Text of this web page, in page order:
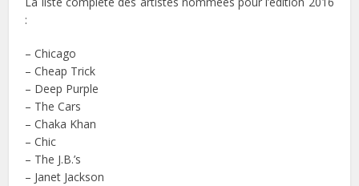
:
– Chicago
– Cheap Trick
– Deep Purple
– The Cars
– Chaka Khan
– Chic
– The J.B.’s
– Janet Jackson